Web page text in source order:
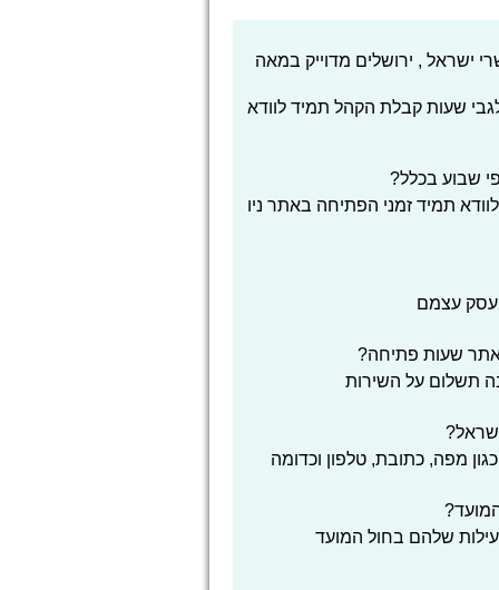
ישראל , ירושלים מדוייק במאה
לגבי שעות קבלת הקהל תמיד לוודא
שבוע בכלל?
תמיד זמני הפתיחה באתר ניו
עצמם
שעות פתיחה?
תשלום על השירות
מפה, כתובת, טלפון וכדומה
שלהם בחול המועד